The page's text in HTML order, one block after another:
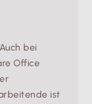
bei
Office
ist